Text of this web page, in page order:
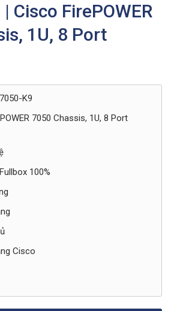
Cisco FirePOWER
1U, 8 Port
K9
7050 Chassis, 1U, 8 Port
100%
Cisco